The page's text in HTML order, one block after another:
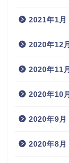
2021年1月
2020年12月
2020年11月
2020年10月
2020年9月
2020年8月